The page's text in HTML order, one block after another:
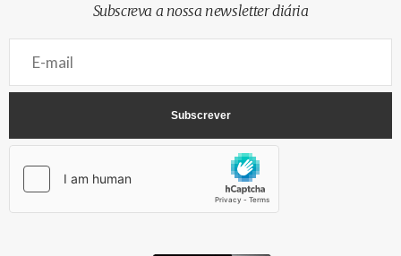
Subscreva a nossa newsletter diária